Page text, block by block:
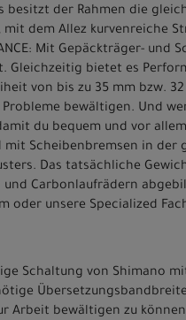
besitzt der Rahmen die
dem Allez kurvenreiche
Mit Gepäckträger-
Gleichzeitig bietet es
von bis zu 35 mm bzw.
bewältigen. Und
du bequem und vor
mit Scheibenbremsen in der
Das tatsächliche
und Carbonlaufrädern
oder unsere Specialized
Schaltung von Shimano
Arbeit bewältigen zu